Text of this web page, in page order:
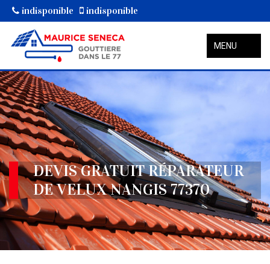
indisponible indisponible
MENU
DEVIS GRATUIT RÉPARATEUR
DE VELUX NANGIS 77370